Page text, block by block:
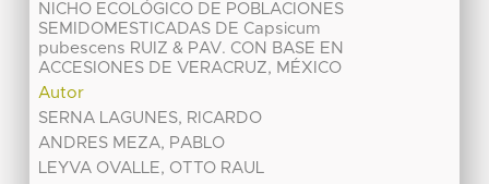
NICHO ECOLÓGICO DE POBLACIONES
SEMIDOMESTICADAS DE Capsicum
pubescens RUIZ & PAV. CON BASE EN
ACCESIONES DE VERACRUZ, MÉXICO
Autor
SERNA LAGUNES, RICARDO
ANDRES MEZA, PABLO
LEYVA OVALLE, OTTO RAUL